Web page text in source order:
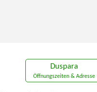
Duspara
Öffnungszeiten & Adresse